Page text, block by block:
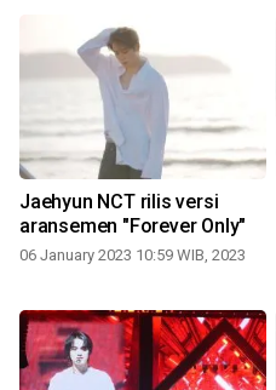
Jaehyun NCT rilis versi
aransemen "Forever Only"
06 January 2023 10:59 WIB, 2023